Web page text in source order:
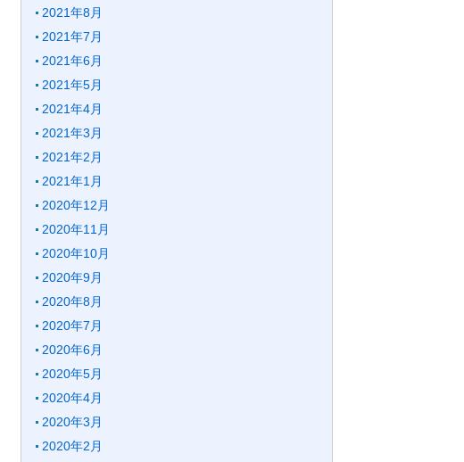
2021年8月
2021年7月
2021年6月
2021年5月
2021年4月
2021年3月
2021年2月
2021年1月
2020年12月
2020年11月
2020年10月
2020年9月
2020年8月
2020年7月
2020年6月
2020年5月
2020年4月
2020年3月
2020年2月